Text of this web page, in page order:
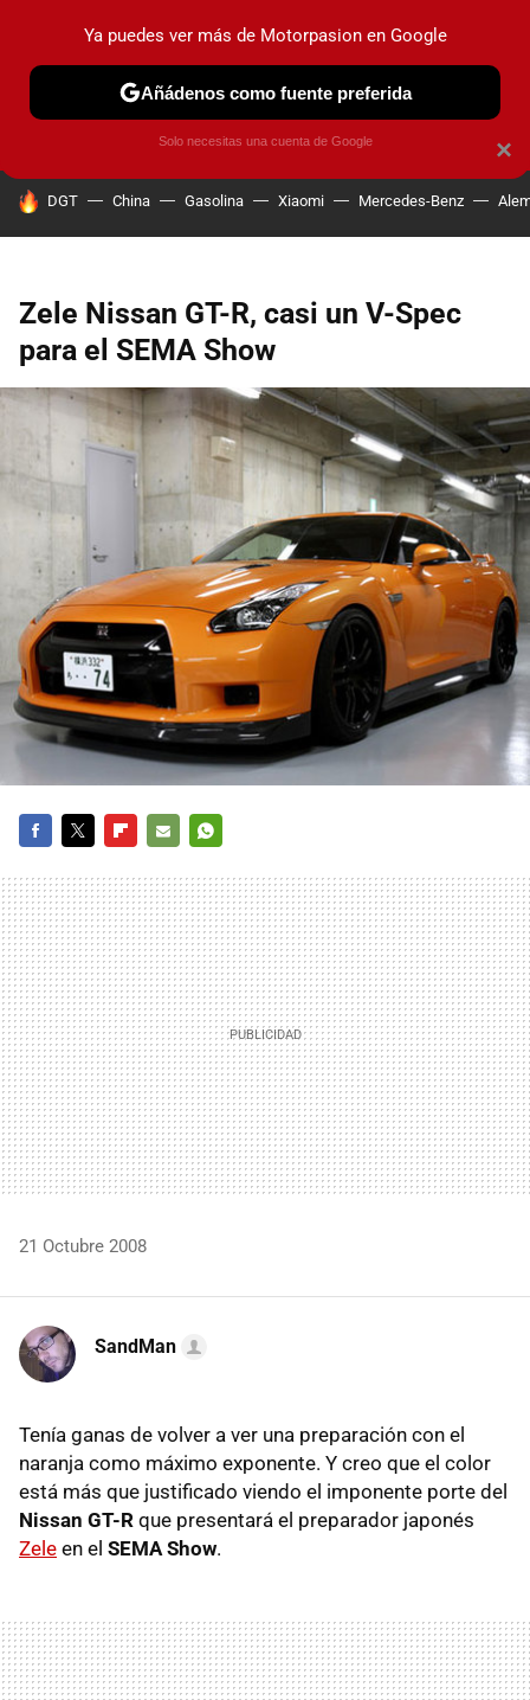
PRUEBAS COCHES ELÉCTRICOS OBSERVATORIO
HOY SE HABLA DE
DGT China Gasolina Xiaomi Mercedes-Benz
Zele Nissan GT-R, casi un V-Spec
para el SEMA Show
MAIL
21 Octubre 2008
SandMan
Tenía ganas de volver a ver una preparación con el
naranja como máximo exponente. Y creo que el color
está más que justificado viendo el imponente porte del
Nissan GT-R que presentará el preparador japonés
Zele en el SEMA Show.
×
Ya puedes ver más de Motorpasion en Google
Añádenos como fuente preferida
Solo necesitas una cuenta de Google